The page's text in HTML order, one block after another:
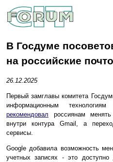
В Госдуме
на российские
26.12.2025
Первый замглавы комитета
информационным
рекомендовал россиянам
внутри контура Gmail, а
сервисы.
Google добавила возможность
учетных записях - это